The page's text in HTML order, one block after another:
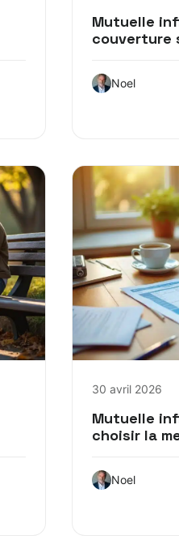
Mutuelle
couverture
Noel
30 avril 2026
Mutuelle
choisir la
Noel